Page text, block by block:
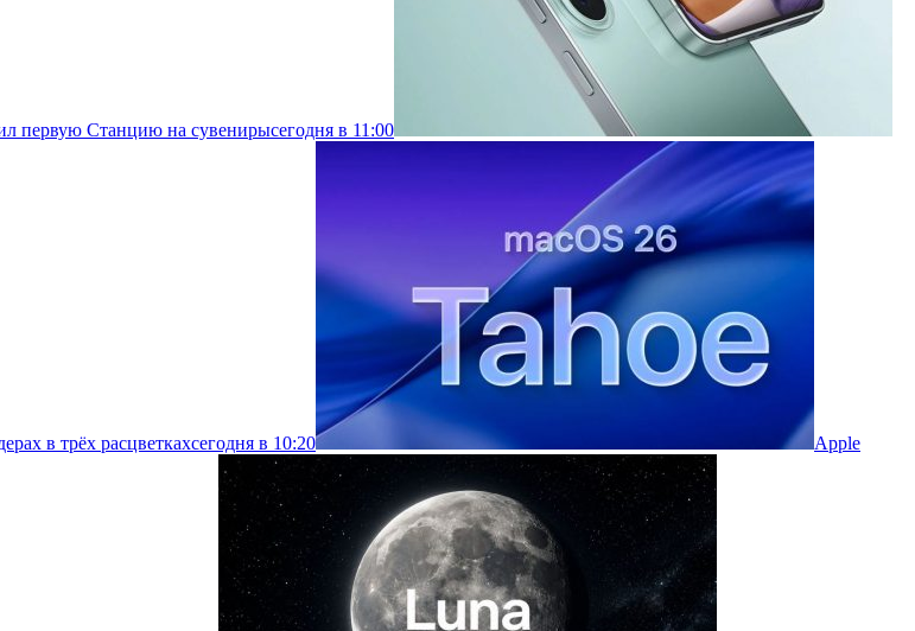
первую Станцию на сувенирысегодня в 11:00
в трёх расцветкахсегодня в 10:20 Apple